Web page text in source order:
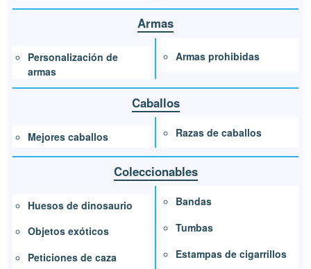
Armas
Personalización de
armas
Armas prohibidas
Caballos
Mejores caballos Razas de caballos
Coleccionables
Huesos de dinosaurio
Objetos exóticos
Peticiones de caza
Bandas
Tumbas
Estampas de cigarrillos